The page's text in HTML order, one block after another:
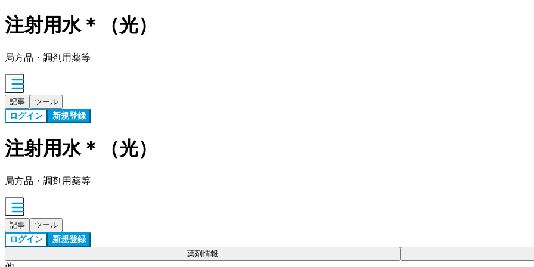
注射用水＊（光）
局方品・調剤用薬等
記事 ツール
ログイン 新規登録
注射用水＊（光）
局方品・調剤用薬等
記事 ツール
ログイン 新規登録
薬剤情報